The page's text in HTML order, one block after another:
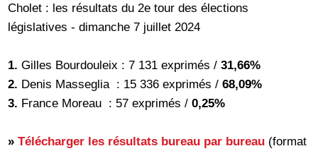
Cholet : les résultats du 2e tour des élections
législatives - dimanche 7 juillet 2024
1.Gilles Bourdouleix : 7 131 exprimés /31,66%
2. Denis Masseglia : 15 336 exprimés /68,09%
3. France Moreau : 57 exprimés / 0,25%
»Télécharger les résultats bureau par bureau (format